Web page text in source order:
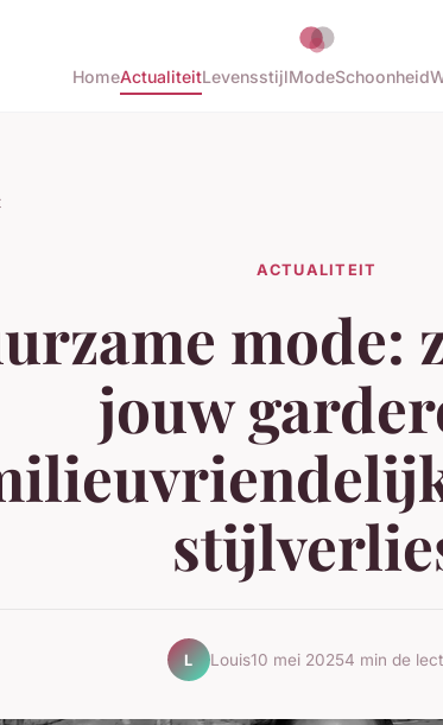
HomeActualiteitLevensstijlModeSchoonheid
ACTUALITEIT
mode:
jouw
L Louis10 mei 20254 min de